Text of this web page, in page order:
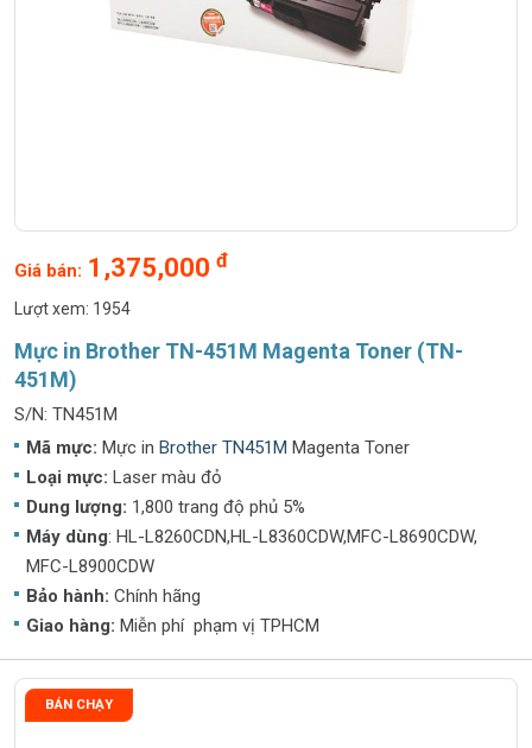
Mực in Brother TN-451M Magenta Toner (TN-
451M)
S/N: TN451M
Mã mực: Mực in Brother TN451M Magenta Toner
Loại mực: Laser màu đỏ
Dung lượng: 1,800 trang độ phủ 5%
Máy dùng: HL-L8260CDN,HL-L8360CDW,MFC-L8690CDW,
MFC-L8900CDW
Bảo hành: Chính hãng
Giao hàng: Miễn phí phạm vị TPHCM
Giá bán: 1,375,000 đ
Lượt xem: 1954
BÁN CHẠY